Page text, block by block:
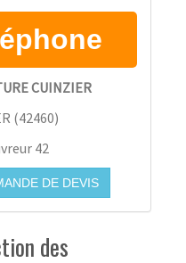
CUINZIER
(42460)
42
DE DEVIS
des